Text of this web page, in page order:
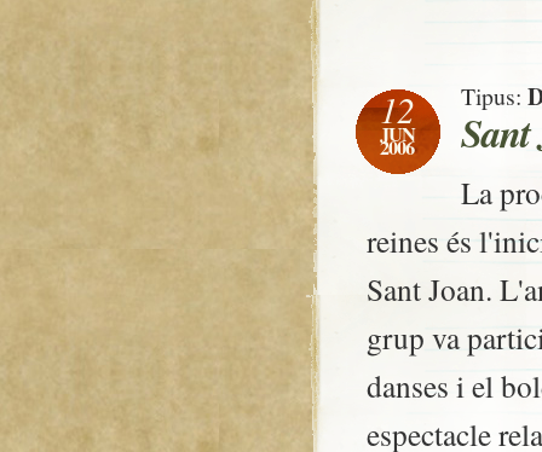
12
JUN
2006
Tipus:
La
reines és
Sant Joan.
grup va
danses i el
espectacle